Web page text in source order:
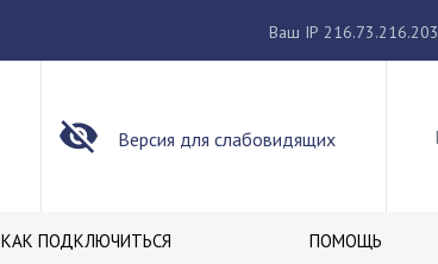
Ваш IP 216.73.216.203
Версия для слабовидящих
КАК ПОДКЛЮЧИТЬСЯ ПОМОЩЬ